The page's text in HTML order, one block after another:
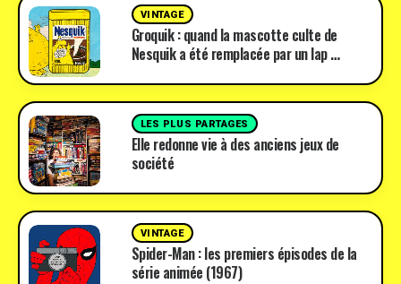
VINTAGE
Groquik : quand la mascotte culte de
Nesquik a été remplacée par un lap …
LES PLUS PARTAGES
Elle redonne vie à des anciens jeux de
société
VINTAGE
Spider-Man : les premiers épisodes de la
série animée (1967)